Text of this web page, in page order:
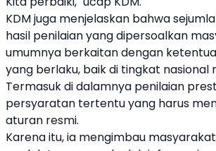
KDM juga menjelaskan bahwa
hasil penilaian yang dipersoalkan
umumnya berkaitan dengan
yang berlaku, baik di tingkat nasional
Termasuk di dalamnya penilaian
persyaratan tertentu yang harus
aturan resmi.
Karena itu, ia mengimbau